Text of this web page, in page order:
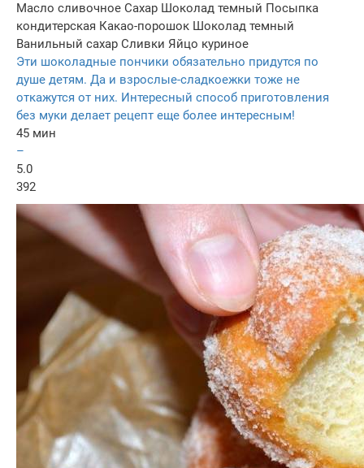
Масло сливочное Сахар Шоколад темный Посыпка
кондитерская Какао-порошок Шоколад темный
Ванильный сахар Сливки Яйцо куриное
Эти шоколадные пончики обязательно придутся по
душе детям. Да и взрослые-сладкоежки тоже не
откажутся от них. Интересный способ приготовления
без муки делает рецепт еще более интересным!
45 мин
–
5.0
392